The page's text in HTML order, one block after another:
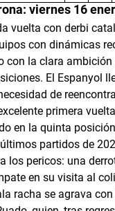
viernes 16
vuelta con derbi
con dinámicas
con la clara ambición
El Espanyol
de
primera
en la quinta
partidos de
los pericos: una
en su visita al
racha se agrava